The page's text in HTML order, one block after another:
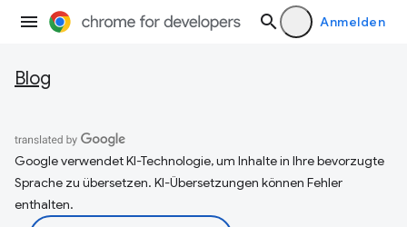
Anmelden
Blog
Google verwendet KI-Technologie, um Inhalte in Ihre bevorzugte
Sprache zu übersetzen. KI-Übersetzungen können Fehler
enthalten.